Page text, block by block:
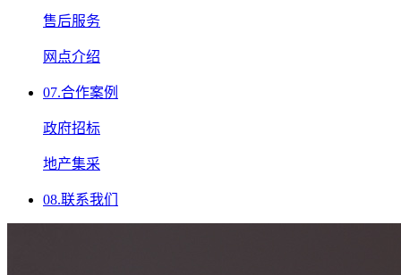
售后服务
网点介绍
07.合作案例
政府招标
地产集采
08.联系我们